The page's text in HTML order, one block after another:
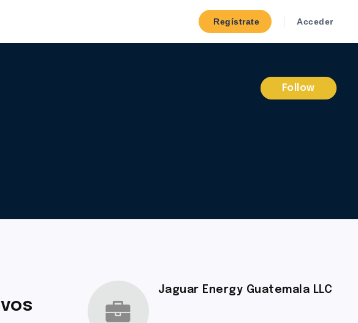
Regístrate Acceder
Follow
Jaguar Energy Guatemala LLC